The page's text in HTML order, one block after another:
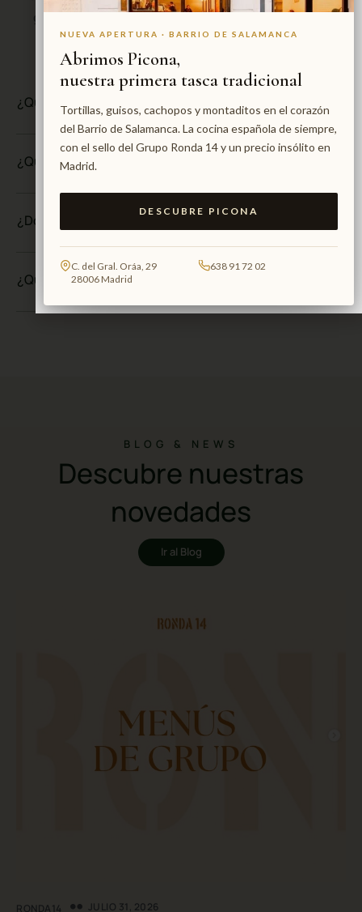
¿Qué quiere decir cocina nikkei?
¿Qué significa la palabra nikkei?
¿Qué es la experiencia nikkei?
con un verdadero culto al producto, garantizando siempre
el mejor sabor en cada fondo, salsa e ingrediente.
gastronomía
creada para que disfrutes cada bocado.
Reserva una mesa
BLOG & NEWS
Descubre nuestras
novedades
NUEVA APERTURA · BARRIO DE SALAMANCA
Abrimos Picona,
nuestra primera tasca tradicional
Tortillas, guisos, cachopos y montaditos en el corazón
del Barrio de Salamanca. La cocina española de siempre,
con el sello del Grupo Ronda 14 y un precio insólito en
Madrid.
DESCUBRE PICONA
C. del Gral. Oráa, 29
28006 Madrid
638 91 72 02